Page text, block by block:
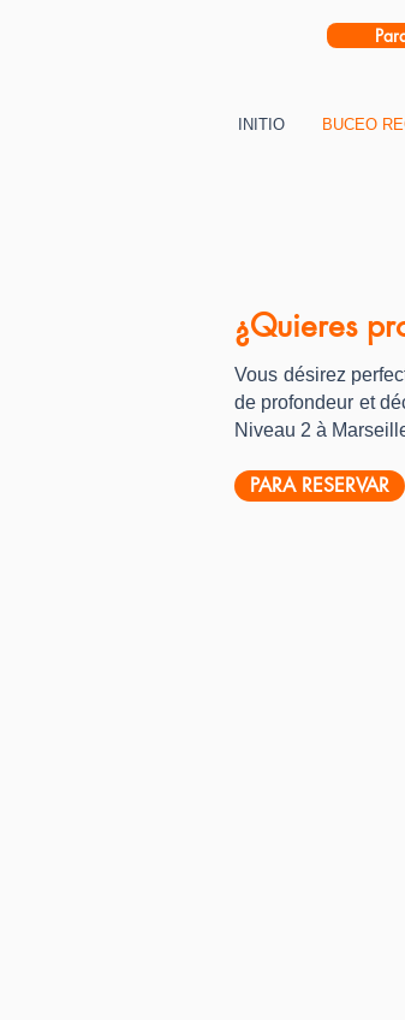
INITIO BUCEO
¿Quieres
Vous désirez
de profondeur et
Niveau 2 à
PARA RESERVAR